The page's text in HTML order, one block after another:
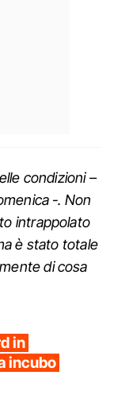
condizioni –
-. Non
intrappolato
è stato totale
di cosa
in
incubo